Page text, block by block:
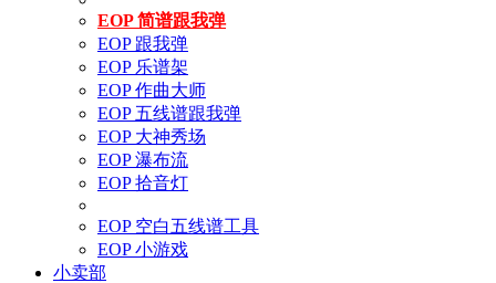
EOP 简谱跟我弹
EOP 跟我弹
EOP 乐谱架
EOP 作曲大师
EOP 五线谱跟我弹
EOP 大神秀场
EOP 瀑布流
EOP 拾音灯
EOP 空白五线谱工具
EOP 小游戏
小卖部